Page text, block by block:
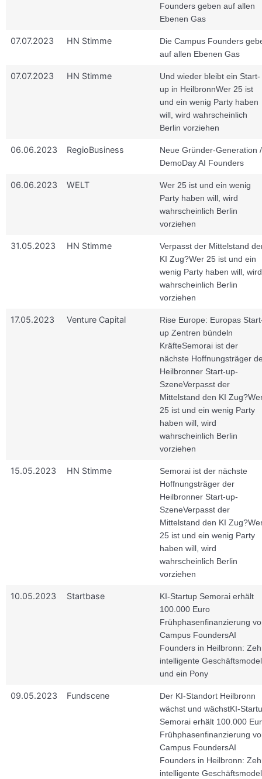
Founders geben auf allen
Ebenen Gas
07.07.2023 HN Stimme
Die Campus Founders
auf allen Ebenen Gas
07.07.2023 HN Stimme
Und wieder bleibt ein Start-
up in HeilbronnWer 25 ist
und ein wenig Party haben
will, wird wahrscheinlich
Berlin vorziehen
06.06.2023 RegioBusiness
Neue Gründer-Generation /
DemoDay AI Founders
06.06.2023 WELT
Wer 25 ist und ein wenig
Party haben will, wird
wahrscheinlich Berlin
vorziehen
31.05.2023 HN Stimme
Verpasst der Mittelstand
KI Zug?Wer 25 ist und ein
wenig Party haben will, wird
wahrscheinlich Berlin
vorziehen
17.05.2023 Venture Capital
Rise Europe: Europas
up Zentren bündeln
KräfteSemorai ist der
nächste Hoffnungsträger
Heilbronner Start-up-
SzeneVerpasst der
Mittelstand den KI Zug?
25 ist und ein wenig Party
haben will, wird
wahrscheinlich Berlin
vorziehen
15.05.2023 HN Stimme
Semorai ist der nächste
Hoffnungsträger der
Heilbronner Start-up-
SzeneVerpasst der
Mittelstand den KI Zug?
25 ist und ein wenig Party
haben will, wird
wahrscheinlich Berlin
vorziehen
10.05.2023 Startbase
KI-Startup Semorai erhält
100.000 Euro
Frühphasenfinanzierung
Campus FoundersAI
Founders in Heilbronn:
intelligente
und ein Pony
09.05.2023 Fundscene
Der KI-Standort Heilbronn
wächst und wächstKI-
Semorai erhält 100.000
Frühphasenfinanzierung
Campus FoundersAI
Founders in Heilbronn:
intelligente